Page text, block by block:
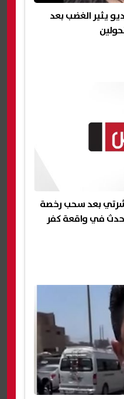
يثير الغضب بعد
بعد سحب رخصة
في واقعة كفر